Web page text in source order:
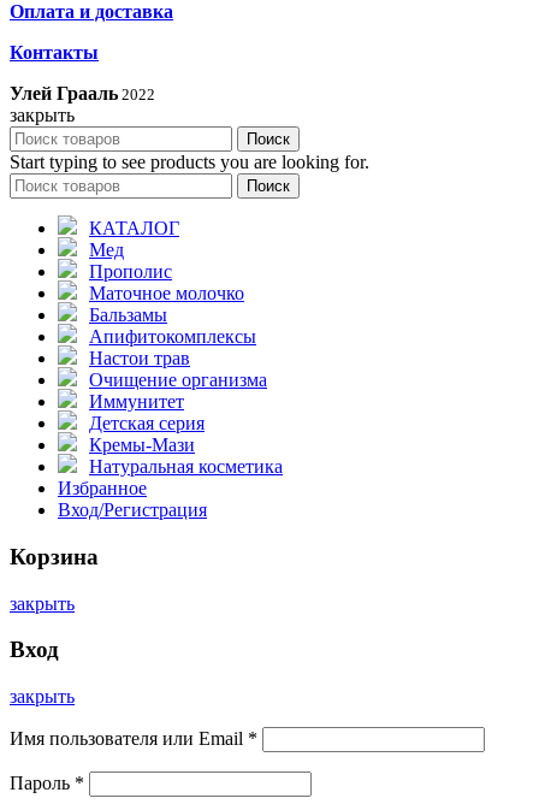
Оплата и доставка
Контакты
Улей Грааль 2022
закрыть
Поиск
Start typing to see products you are looking for.
Поиск
КАТАЛОГ
Мед
Прополис
Маточное молочко
Бальзамы
Апифитокомплексы
Настои трав
Очищение организма
Иммунитет
Детская серия
Кремы-Мази
Натуральная косметика
Избранное
Вход/Регистрация
Корзина
закрыть
Вход
закрыть
Имя пользователя или Email *
Пароль *